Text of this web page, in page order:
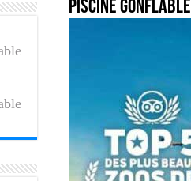
Piscine gonflable